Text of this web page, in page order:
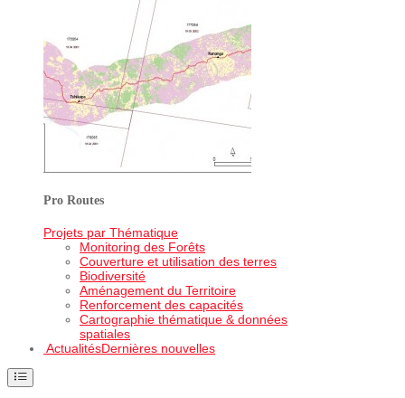
Pro Routes
Projets par Thématique
Monitoring des Forêts
Couverture et utilisation des terres
Biodiversité
Aménagement du Territoire
Renforcement des capacités
Cartographie thématique & données
spatiales
ActualitésDernières nouvelles